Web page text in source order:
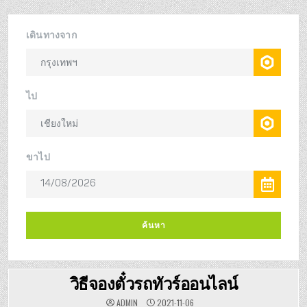
วิธีจองตั๋วรถทัวร์ออนไลน์
ADMIN 2021-11-06